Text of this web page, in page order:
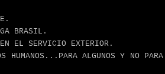
BRASIL.
EL SERVICIO EXTERIOR.
HUMANOS...PARA ALGUNOS Y NO PARA